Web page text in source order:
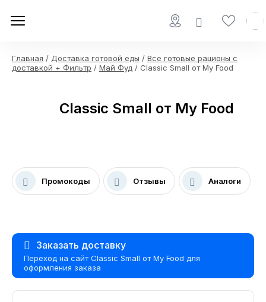
Главная / Доставка готовой еды / Все готовые рационы с
доставкой + Фильтр / Май Фуд / Classic Small от My Food
Classic Small от My Food
Промокоды Отзывы Аналоги
Заказать доставку
Переход на сайт Classic Small от My Food для
оформления заказа